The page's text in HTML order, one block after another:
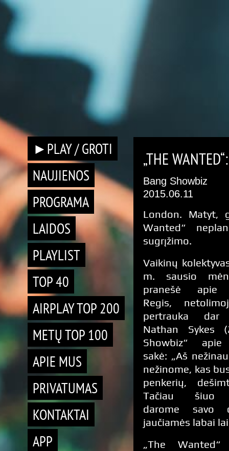
►PLAY / GROTI
NAUJIENOS
PROGRAMA
LAIDOS
PLAYLIST
TOP 40
AIRPLAY TOP 200
METŲ TOP 100
APIE MUS
PRIVATUMAS
KONTAKTAI
APP
„THE
Bang Showbiz
2015.06.11
London. Matyt,
Wanted“
sugrįžimo.
Vaikinų
m. sausio
pranešė apie
Regis,
pertrauka dar
Nathan Sykes
Showbiz“ apie
sakė: „Aš
nežinome, kas
penkerių,
Tačiau šiuo
darome savo
jaučiamės labai
„The